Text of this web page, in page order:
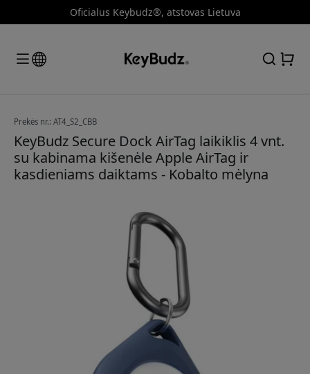
Oficialus Keybudz®, atstovas Lietuva
Prekės nr.: AT4_S2_CBB
KeyBudz Secure Dock AirTag laikiklis 4 vnt.
su kabinama kišenėle Apple AirTag ir
kasdieniams daiktams - Kobalto mėlyna